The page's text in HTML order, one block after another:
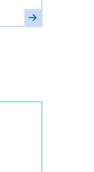
Learn more